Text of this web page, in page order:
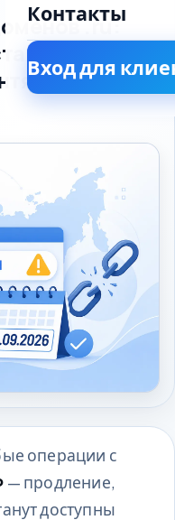
Контакты
Вход для
.ru:
2026
операции с
— продление,
доступны